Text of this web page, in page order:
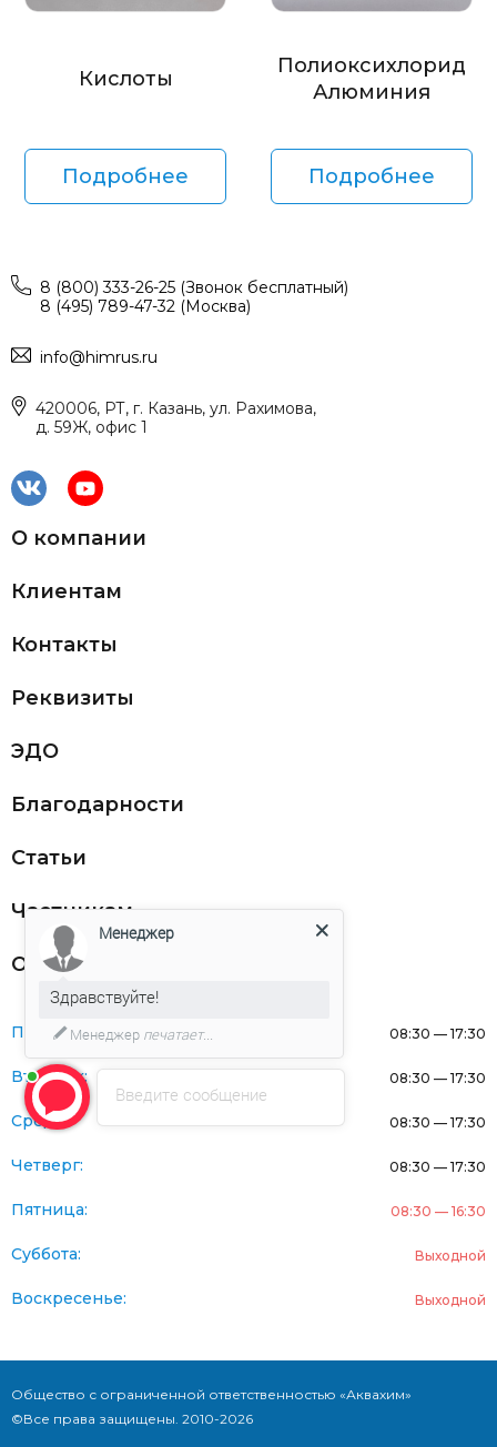
Кислоты
Подробнее
Полиоксихлорид
Алюминия
Подробнее
8 (800) 333-26-25 (Звонок бесплатный)
8 (495) 789-47-32 (Москва)
info@himrus.ru
420006, РТ, г. Казань, ул. Рахимова,
д. 59Ж, офис 1
О компании
Клиентам
Контакты
Реквизиты
ЭДО
Благодарности
Статьи
Частникам
Оферта
Понедельник: 08:30 — 17:30
Вторник: 08:30 — 17:30
Среда: 08:30 — 17:30
Четверг: 08:30 — 17:30
Пятница: 08:30 — 16:30
Суббота: Выходной
Воскресенье: Выходной
Общество с ограниченной ответственностью «Аквахим»
©Все права защищены. 2010-2026
Введите сообщение
Менеджер
Здравствуйте!
Менеджер печатает...